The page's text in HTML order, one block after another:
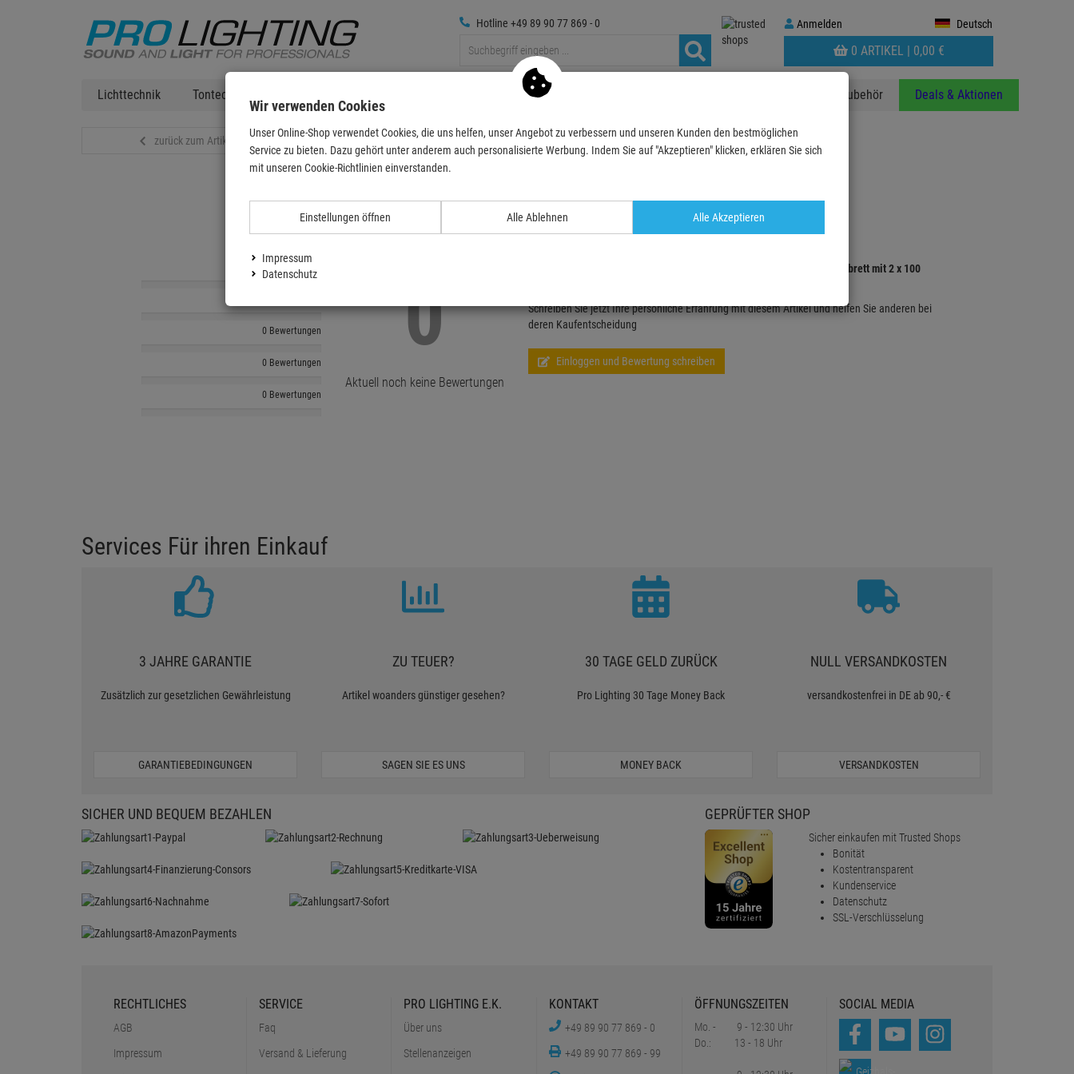
Anmelden
Anmelden Deutsch
WARENKORB
AUFKLAPPEN
0 ARTIKEL | 0,00 €
Hotline +49 89 90 77 869 - 0
Lichttechnik Tontechnik Medientechnik Zubehör Deals & Aktionen
zurück zum Artikel
Bewertungen
0 Bewertungen
0 Bewertungen
0 Bewertungen
0 Bewertungen
0
Aktuell noch keine Bewertungen
ah Accessories EUROTRUSS ROLL BOARD 381022 - EUROTRUSS Rollenbrett mit 2 x 100
Schreiben Sie jetzt Ihre persönliche Erfahrung mit diesem Artikel und helfen Sie anderen bei
deren Kaufentscheidung
Einloggen und Bewertung schreiben
Services Für ihren Einkauf
3 JAHRE GARANTIE
Zusätzlich zur gesetzlichen Gewährleistung
GARANTIEBEDINGUNGEN
ZU TEUER?
Artikel woanders günstiger gesehen?
SAGEN SIE ES UNS
30 TAGE GELD ZURÜCK
Pro Lighting 30 Tage Money Back
MONEY BACK
NULL VERSANDKOSTEN
versandkostenfrei in DE ab 90,- €
VERSANDKOSTEN
SICHER UND BEQUEM BEZAHLEN GEPRÜFTER SHOP
Sicher einkaufen mit Trusted Shops
Bonität
Kostentransparent
Kundenservice
Datenschutz
SSL-Verschlüsselung
RECHTLICHES
AGB
Impressum
SERVICE
Faq
Versand & Lieferung
PRO LIGHTING E.K.
Über uns
Stellenanzeigen
KONTAKT
+49 89 90 77 869 - 0
+49 89 90 77 869 - 99
ÖFFNUNGSZEITEN
Mo. -
Do.:
9 - 12:30 Uhr
13 - 18 Uhr
SOCIAL MEDIA
Wir verwenden Cookies
Unser Online-Shop verwendet Cookies, die uns helfen, unser Angebot zu verbessern und unseren Kunden den bestmöglichen
Service zu bieten. Dazu gehört unter anderem auch personalisierte Werbung. Indem Sie auf "Akzeptieren" klicken, erklären Sie sich
mit unseren Cookie-Richtlinien einverstanden.
Einstellungen öffnen Alle Ablehnen Alle Akzeptieren
Impressum
Datenschutz